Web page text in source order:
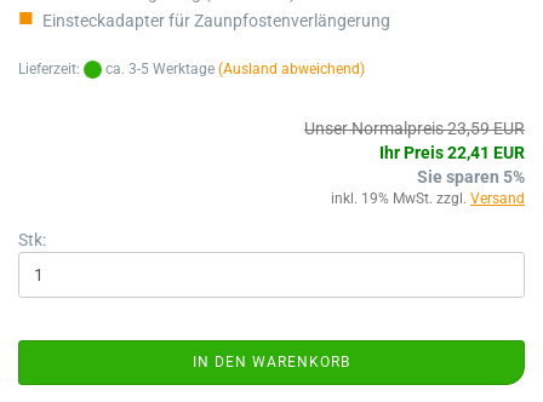
Einsteckadapter für Zaunpfostenverlängerung
Lieferzeit: ca. 3-5 Werktage (Ausland abweichend)
Unser Normalpreis 23,59 EUR
Ihr Preis 22,41 EUR
Sie sparen 5%
inkl. 19% MwSt. zzgl. Versand
Stk:
IN DEN WARENKORB